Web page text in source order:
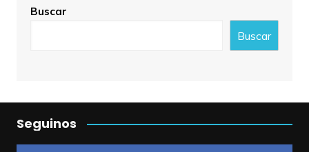
Buscar
Buscar
Seguinos